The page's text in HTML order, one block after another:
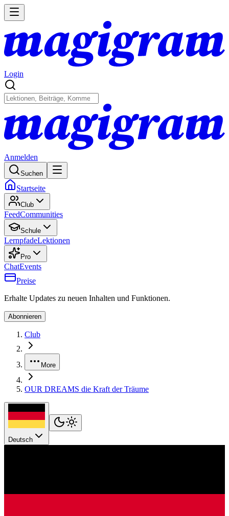
Login
Anmelden
Suchen
Startseite
Club
FeedCommunities
Schule
LernpfadeLektionen
Pro
ChatEvents
Preise
Erhalte Updates zu neuen Inhalten und Funktionen.
Abonnieren
Club
More
OUR DREAMS die Kraft der Träume
Deutsch